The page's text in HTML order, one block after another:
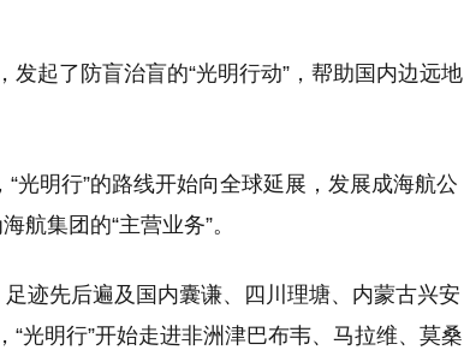
起了防盲治盲的“光明行动”，帮助国内边远地
光明行”的路线开始向全球延展，发展成海航公
航集团的“主营业务”。
迹先后遍及国内囊谦、四川理塘、内蒙古兴安
光明行”开始走进非洲津巴布韦、马拉维、莫桑